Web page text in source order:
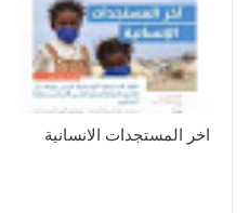
اخر المستجدات الانسانية